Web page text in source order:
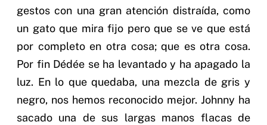
gestos con una gran atención distraída, como
un gato que mira fijo pero que se ve que está
por completo en otra cosa; que es otra cosa.
Por fin Dédée se ha levantado y ha apagado la
luz. En lo que quedaba, una mezcla de gris y
negro, nos hemos reconocido mejor. Johnny ha
sacado una de sus largas manos flacas de